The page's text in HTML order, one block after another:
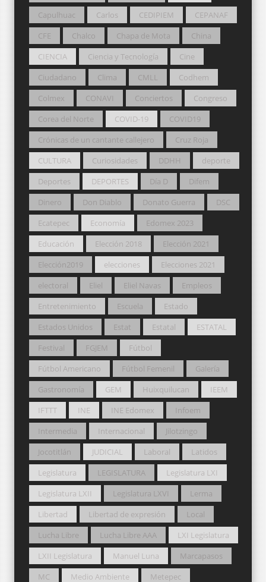
Capulhuac
Carlos CEDIPIEM
CEPANAF
CFE
Chalco Chapa de Mota
China
CIENCIA
Ciencia y Tecnología
Cine
Ciudadano
Clima CMLL
Codhem
Colmex
CONAVI Conciertos
Congreso
Corea del Norte
COVID-19
COVID19
Crónicas de un cantante callejero
Cruz Roja
CULTURA
Curiosidades DDHH
deporte
Deportes
DEPORTES Día D
Difem
Dinero
Don Diablo Donato Guerra
DSC
Ecatepec
Economía
Edomex 2023
Educación
Elección 2018
Elección 2021
Elección2019
elecciones
Elecciones 2021
electoral
Eliel Eliel Navas
Empleos
Entretenimiento
Escuela
Estado
Estados Unidos
Estat Estatal
ESTATAL
Festival
FGJEM
Fútbol
Fútbol Americano
Fútbol Femenil
Galería
Gastronomía
GEM Huixquilucan
IEEM
IFTTT
INE INE Edomex
Infoem
Intermedia
Internacional
Jilotzingo
Jocotitlán
JUDICIAL Laboral
Latidos
Legislatura
LEGISLATURA
Legislatura LXI
Legislatura LXII
Legislatura LXVI
Lerma
Libertad
Libertad de expresión
Local
Lucha Libre
Lucha Libre AAA
LXI Legislatura
LXII Legislatura
Manuel Luna
Marcapasos
MC
Medio Ambiente
Metepec